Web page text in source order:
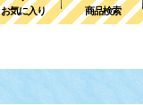
お気に入り 商品検索